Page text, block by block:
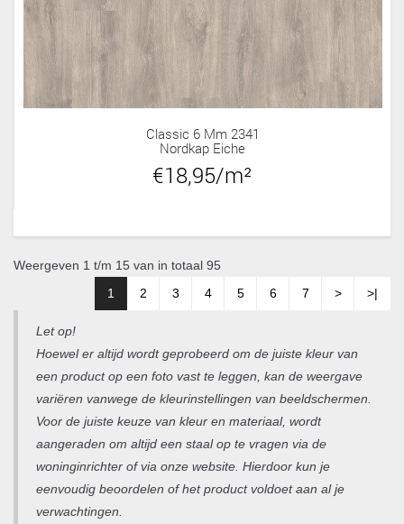
Classic 6 Mm 2341
Nordkap Eiche
€18,95/m²
Weergeven 1 t/m 15 van in totaal 95
1
2 3 4 5 6 7 > >|
Let op!
Hoewel er altijd wordt geprobeerd om de juiste kleur van
een product op een foto vast te leggen, kan de weergave
variëren vanwege de kleurinstellingen van beeldschermen.
Voor de juiste keuze van kleur en materiaal, wordt
aangeraden om altijd een staal op te vragen via de
woninginrichter of via onze website. Hierdoor kun je
eenvoudig beoordelen of het product voldoet aan al je
verwachtingen.